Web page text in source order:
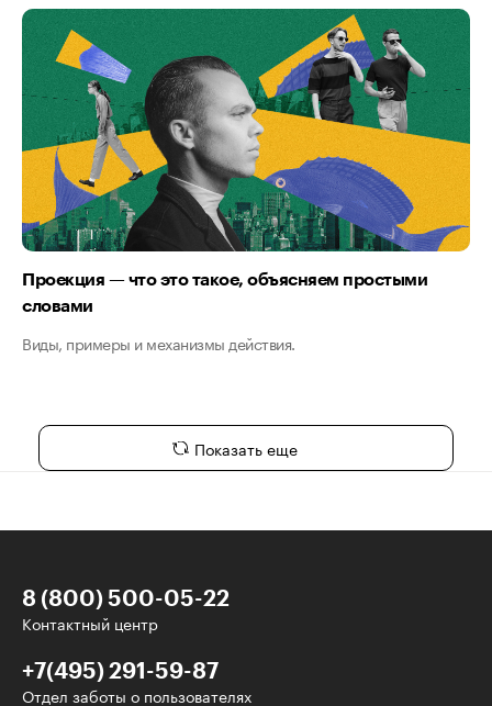
Проекция — что это такое, объясняем простыми
словами
Виды, примеры и механизмы действия.
Показать еще
8 (800) 500-05-22
Контактный центр
+7(495) 291-59-87
Отдел заботы о пользователях